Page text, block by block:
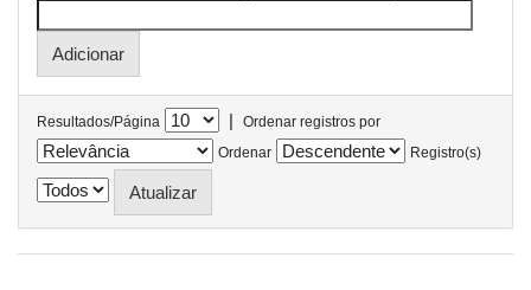
Resultados/Página |
Ordenar registros por
Ordenar
Registro(s)